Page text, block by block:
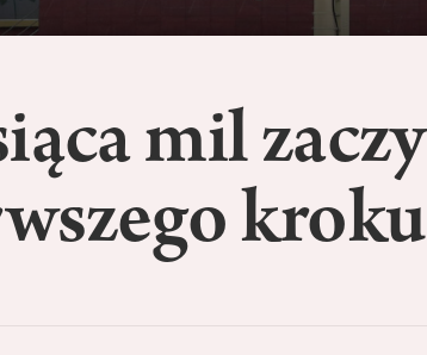
mil
kroku